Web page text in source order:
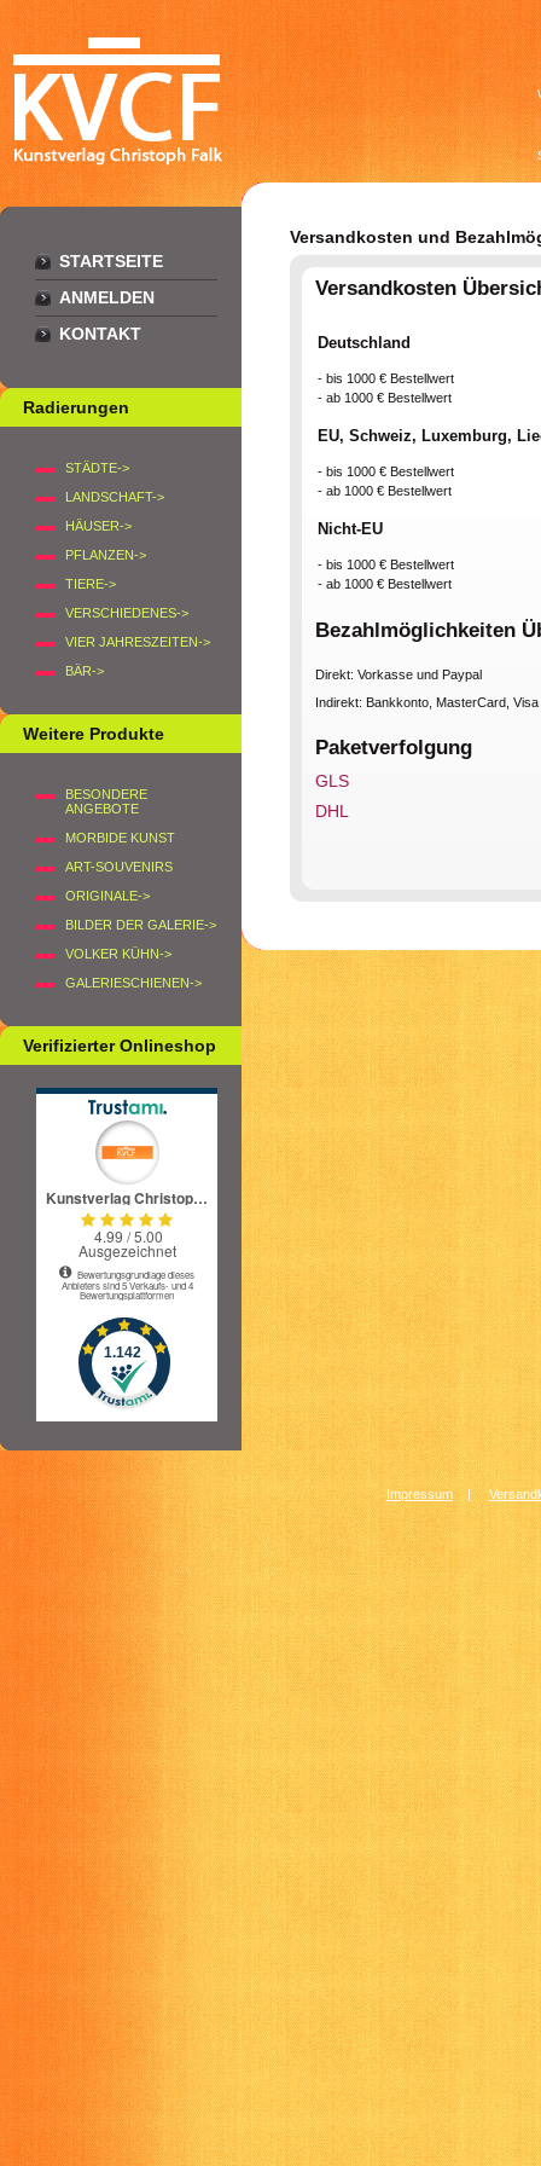
STARTSEITE
ANMELDEN
KONTAKT
Radierungen
STÄDTE->
LANDSCHAFT->
HÄUSER->
PFLANZEN->
TIERE->
VERSCHIEDENES->
VIER JAHRESZEITEN->
BÄR->
Weitere Produkte
BESONDERE
ANGEBOTE
MORBIDE KUNST
ART-SOUVENIRS
ORIGINALE->
BILDER DER GALERIE->
VOLKER KÜHN->
GALERIESCHIENEN->
Verifizierter Onlineshop
Versandkosten und
Versandkosten
Deutschland
- bis 1000 € Bestellwert
- ab 1000 € Bestellwert
EU, Schweiz, Luxemburg,
- bis 1000 € Bestellwert
- ab 1000 € Bestellwert
Nicht-EU
- bis 1000 € Bestellwert
- ab 1000 € Bestellwert
Bezahlmöglichkeiten
Direkt: Vorkasse und Paypal
Indirekt: Bankkonto, MasterCard,
Paketverfolgung
GLS
DHL
Impressum |